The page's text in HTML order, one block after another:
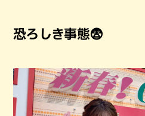
恐ろしき事態😨